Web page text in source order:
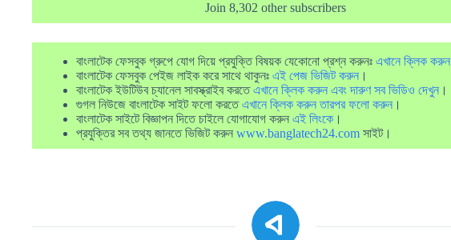
Join 8,302 other subscribers
বাংলাটেক ফেসবুক গ্রুপে যোগ দিয়ে প্রযুক্তি বিষয়ক যেকোনো প্রশ্ন করুনঃ এখানে ক্লিক করুন
বাংলাটেক ফেসবুক পেইজ লাইক করে সাথে থাকুনঃ এই পেজ ভিজিট করুন ।
বাংলাটেক ইউটিউব চ্যানেল সাবস্ক্রাইব করতেএখানে ক্লিক করুন এবং দারুণ সব ভিডিও দেখুন ।
গুগল নিউজে বাংলাটেক সাইট ফলো করতেএখানে ক্লিক করুন তারপর ফলো করুন ।
বাংলাটেক সাইটে বিজ্ঞাপন দিতে চাইলে যোগাযোগ করুন এই লিংকে ।
প্রযুক্তির সব তথ্য জানতে ভিজিট করুন www.banglatech24.com সাইট।